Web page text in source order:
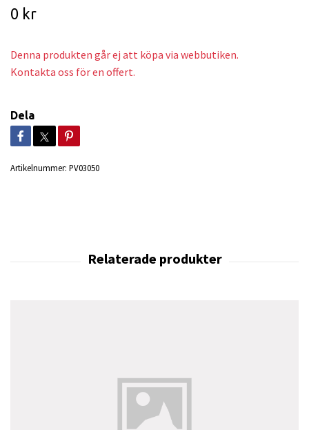
0 kr
Denna produkten går ej att köpa via webbutiken.
Kontakta oss för en offert.
Dela
Artikelnummer: PV03050